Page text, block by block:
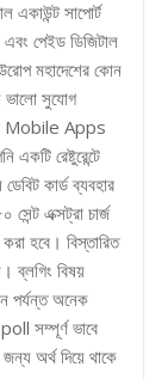
একাউন্ট সাপোর্ট
এবং পেইড ডিজিটাল
মহাদেশের কোন
ভালো সুযোগ
Mobile Apps
রেষ্টুরেন্টে
কার্ড ব্যবহার
এক্সট্রা চার্জ
হবে। বিস্তারিত
ব্লগিং বিষয়
পর্যন্ত অনেক
সম্পূর্ণ ভাবে
অর্থ দিয়ে থাকে